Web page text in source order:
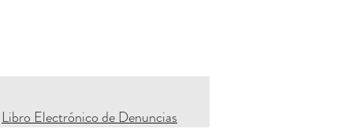
Libro Electrónico de Denuncias